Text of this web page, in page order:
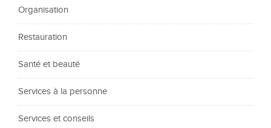
Organisation
Restauration
Santé et beauté
Services à la personne
Services et conseils